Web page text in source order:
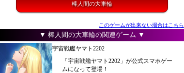
棒人間の大車輪
このゲームが出来ない場合はこちら
▼ 棒人間の大車輪の関連ゲーム ▼
宇宙戦艦ヤマト2202
「宇宙戦艦ヤマト2202」が公式スマホゲー
ムになって登場！